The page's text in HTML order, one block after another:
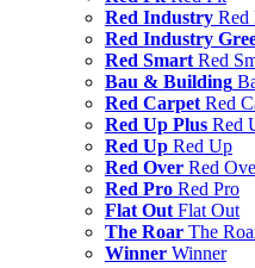
Red Industry Red
Red Industry
Red Smart Red
Bau & Building
Red Carpet Red
Red Up Plus Red
Red Up Red Up
Red Over Red
Red Pro Red Pro
Flat Out Flat Out
The Roar The
Winner Winner